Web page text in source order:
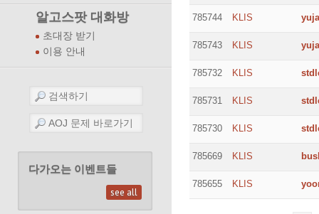
알고스팟 대화방
초대장 받기
이용 안내
다가오는 이벤트들
see all
785744 KLIS
785743 KLIS
785732 KLIS
785731 KLIS
785730 KLIS
785669 KLIS
785655 KLIS